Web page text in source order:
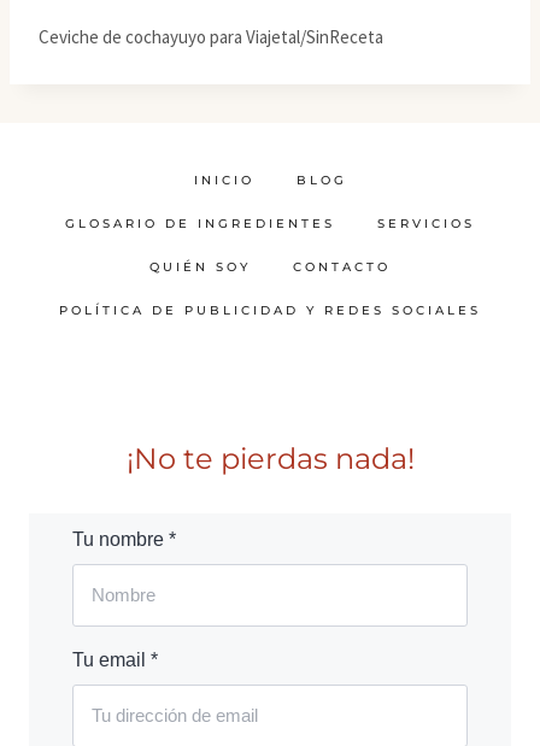
Ceviche de cochayuyo para Viajetal/SinReceta
INICIO BLOG
GLOSARIO DE INGREDIENTES SERVICIOS
QUIÉN SOY CONTACTO
POLÍTICA DE PUBLICIDAD Y REDES SOCIALES
¡No te pierdas nada!
Tu nombre *
Tu email *